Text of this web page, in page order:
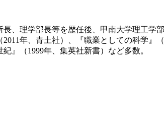
、理学部長等を歴任後、甲南大学理工学
年、青土社）、『職業としての科学
』（1999年、集英社新書）など多数。